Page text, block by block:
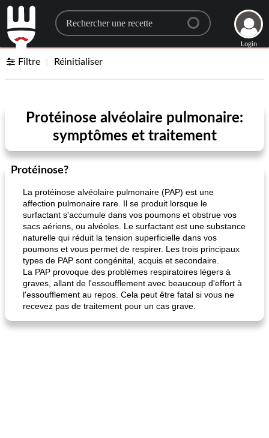
Search for a recipe
Login
Filtre Réinitialiser
Protéinose alvéolaire pulmonaire:
symptômes et traitement
Protéinose?
La protéinose alvéolaire pulmonaire (PAP) est une
affection pulmonaire rare. Il se produit lorsque le
surfactant s'accumule dans vos poumons et obstrue vos
sacs aériens, ou alvéoles. Le surfactant est une substance
naturelle qui réduit la tension superficielle dans vos
poumons et vous permet de respirer. Les trois principaux
types de PAP sont congénital, acquis et secondaire.
La PAP provoque des problèmes respiratoires légers à
graves, allant de l'essoufflement avec beaucoup d'effort à
l'essoufflement au repos. Cela peut être fatal si vous ne
recevez pas de traitement pour un cas grave.